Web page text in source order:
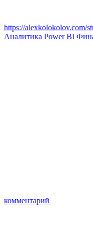
https://alexkolokolov.com/
Аналитика Power BI
комментарий